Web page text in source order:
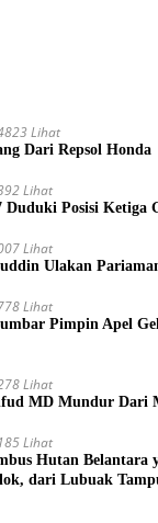
Lihat
Dari Repsol Honda
Lihat
Duduki Posisi Ketiga
Lihat
Ulakan
Lihat
Pimpin Apel
Lihat
MD Mundur Dari
Lihat
Hutan Belantara
dari Lubuak